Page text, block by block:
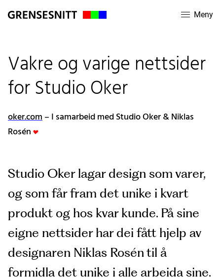
Meny
Vakre og varige nettsider
for Studio Oker
oker.com– I samarbeid med Studio Oker & Niklas
Rosén
Studio Oker lagar design som varer,
og som får fram det unike i kvart
produkt og hos kvar kunde. På sine
eigne nettsider har dei fått hjelp av
designaren Niklas Rosén til å
formidla det unike i alle arbeida sine.